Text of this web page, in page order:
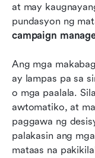
at may
campaign
Ang mga
ay lampas pa sa
o mga paalala.
awtomatiko, at
paggawa ng
palakasin ang
mataas na